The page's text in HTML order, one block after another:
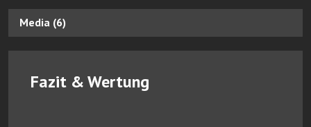
Media (6)
Fazit & Wertung